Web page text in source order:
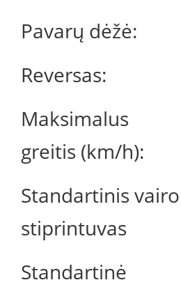
Pavarų dėžė:
Reversas:
Maksimalus
greitis (km/h):
Standartinis vairo
stiprintuvas
Standartinė